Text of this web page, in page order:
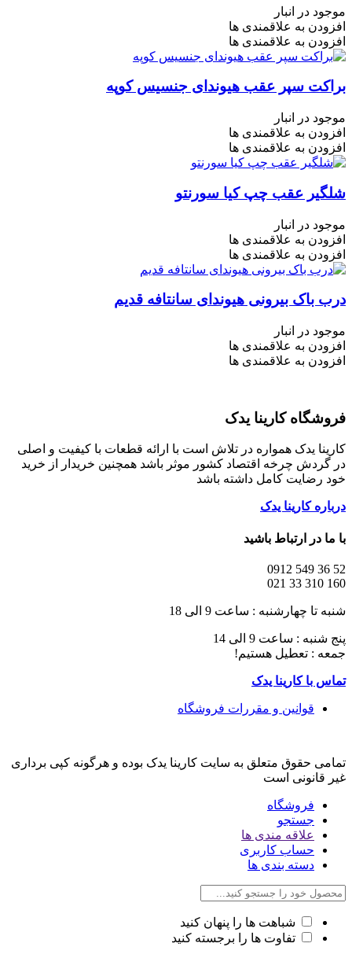
موجود در انبار
افزودن به علاقمندی ها
افزودن به علاقمندی ها
براکت سپر عقب هیوندای جنسیس کوپه
موجود در انبار
افزودن به علاقمندی ها
افزودن به علاقمندی ها
شلگیر عقب چپ کیا سورنتو
موجود در انبار
افزودن به علاقمندی ها
افزودن به علاقمندی ها
درب باک بیرونی هیوندای سانتافه قدیم
موجود در انبار
افزودن به علاقمندی ها
افزودن به علاقمندی ها
فروشگاه کارینا یدک
کارینا یدک همواره در تلاش است با ارائه قطعات با کیفیت و اصلی
در گردش چرخه اقتصاد کشور موثر باشد همچنین خریدار از خرید
خود رضایت کامل داشته باشد
درباره کارینا یدک
با ما در ارتباط باشید
52 36 549 0912
160 310 33 021
شنبه تا چهارشنبه : ساعت 9 الی 18
پنج شنبه : ساعت 9 الی 14
جمعه : تعطیل هستیم!
تماس با کارینا یدک
قوانین و مقررات فروشگاه
تمامی حقوق متعلق به سایت کارینا یدک بوده و هرگونه کپی برداری
غیر قانونی است
فروشگاه
جستجو
علاقه مندی ها
حساب کاربری
دسته بندی ها
شباهت ها را پنهان کنید
تفاوت ها را برجسته کنید